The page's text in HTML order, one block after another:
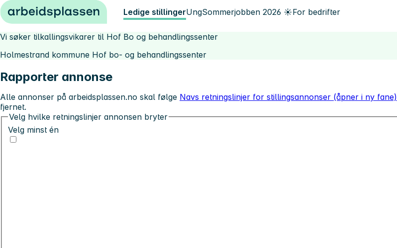
Hopp til innhold Ledige stillingerUngSommerjobben 2026 ☀️For bedrifter
Vi søker tilkallingsvikarer til Hof Bo og behandlingssenter
Holmestrand kommune Hof bo- og behandlingssenter
Rapporter annonse
Alle annonser på arbeidsplassen.no skal følge Navs retningslinjer for stillingsannonser (åpner i ny fane)
fjernet.
Velg hvilke retningslinjer annonsen bryter
Velg minst én